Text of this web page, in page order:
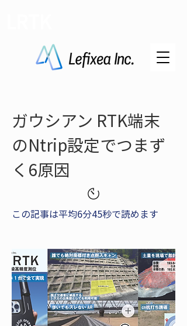
ガウシアン RTK端末
のNtrip設定でつまず
く6原因
この記事は平均6分45秒で読めます